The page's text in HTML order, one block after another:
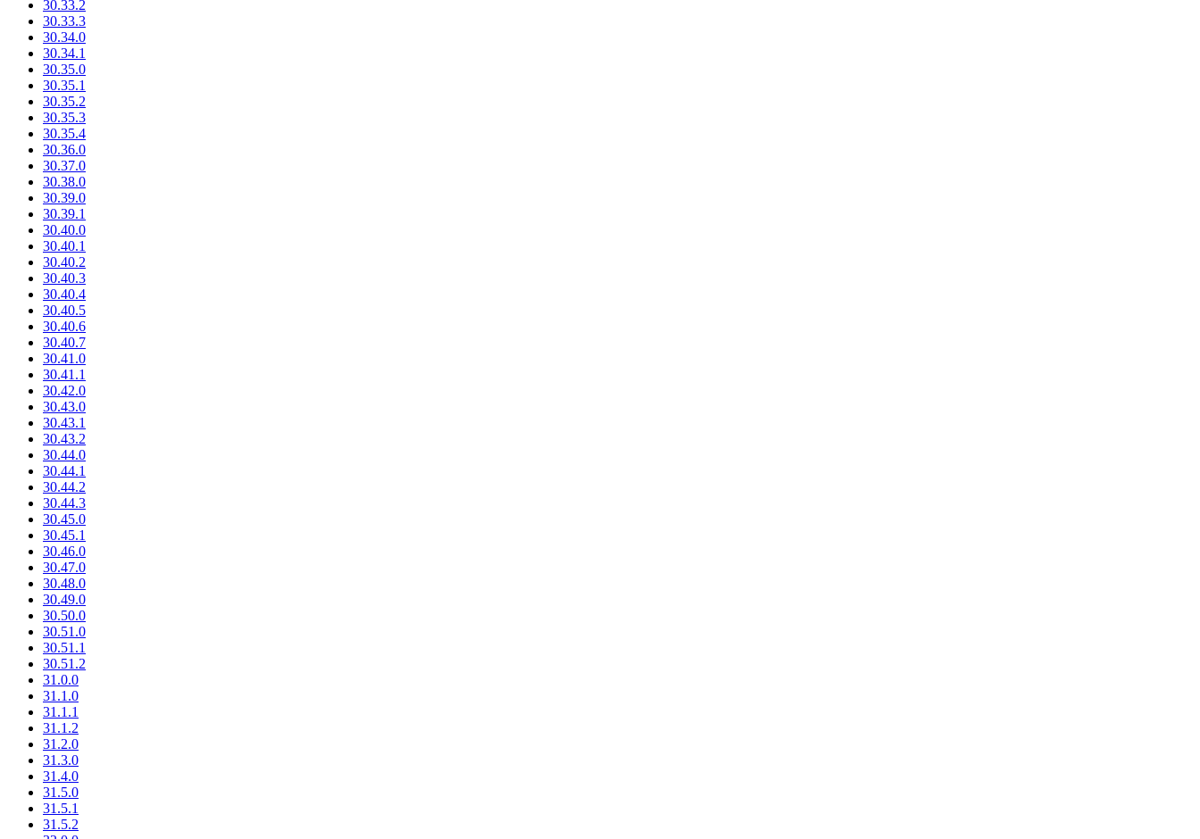
30.33.2
30.33.3
30.34.0
30.34.1
30.35.0
30.35.1
30.35.2
30.35.3
30.35.4
30.36.0
30.37.0
30.38.0
30.39.0
30.39.1
30.40.0
30.40.1
30.40.2
30.40.3
30.40.4
30.40.5
30.40.6
30.40.7
30.41.0
30.41.1
30.42.0
30.43.0
30.43.1
30.43.2
30.44.0
30.44.1
30.44.2
30.44.3
30.45.0
30.45.1
30.46.0
30.47.0
30.48.0
30.49.0
30.50.0
30.51.0
30.51.1
30.51.2
31.0.0
31.1.0
31.1.1
31.1.2
31.2.0
31.3.0
31.4.0
31.5.0
31.5.1
31.5.2